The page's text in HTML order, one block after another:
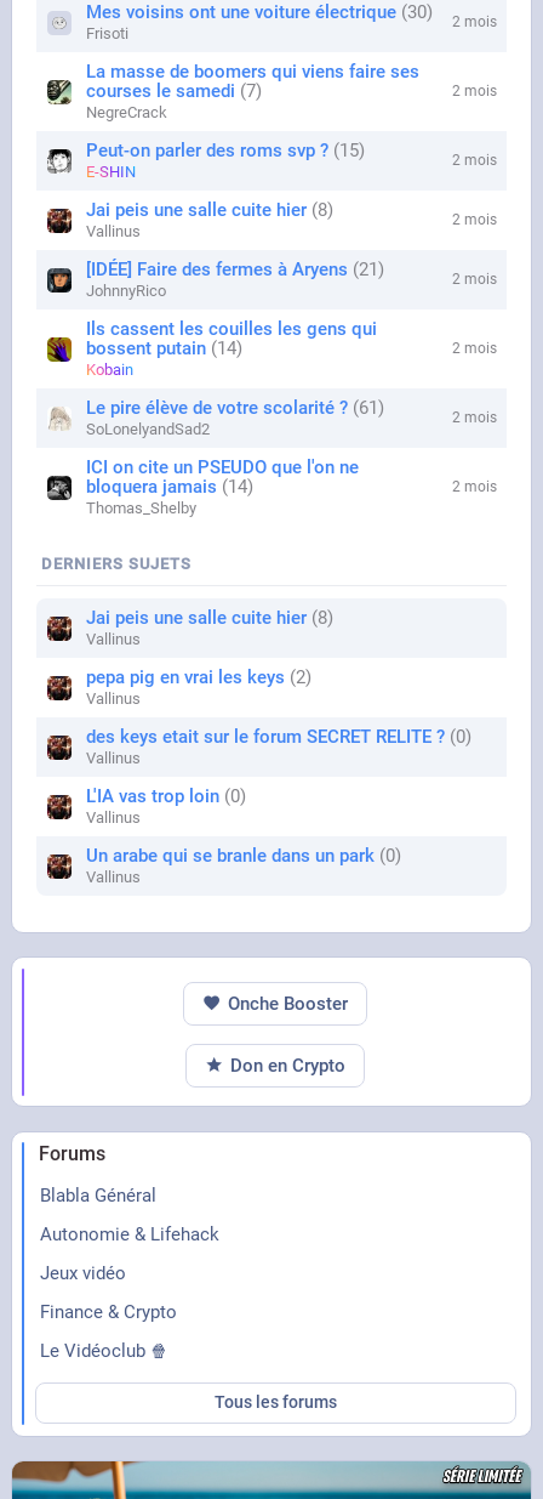
Mes voisins ont une voiture électrique 30
Frisoti
2 mois
La masse de boomers qui viens faire ses
courses le samedi 7
NegreCrack
2 mois
Peut-on parler des roms svp ? 15
E-SHIN
2 mois
Jai peis une salle cuite hier 8
Vallinus
2 mois
[IDÉE] Faire des fermes à Aryens 21
JohnnyRico
2 mois
Ils cassent les couilles les gens qui
bossent putain 14
Kobain
2 mois
Le pire élève de votre scolarité ? 61
SoLonelyandSad2
2 mois
ICI on cite un PSEUDO que l'on ne
bloquera jamais
14
Thomas_Shelby
2 mois
DERNIERS SUJETS
Jai peis une salle cuite hier 8
Vallinus
pepa pig en vrai les keys 2
Vallinus
des keys etait sur le forum SECRET RELITE ? 0
Vallinus
L'IA vas trop loin 0
Vallinus
Un arabe qui se branle dans un park 0
Vallinus
Forums
Blabla Général
Autonomie & Lifehack
Jeux vidéo
Finance & Crypto
Le Vidéoclub 🍿
Tous les forums
Onche Booster
Don en Crypto